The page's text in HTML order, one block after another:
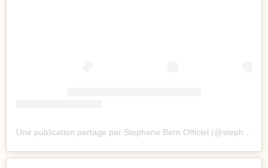
Une publication partage par Stephane Bern Officiel (@stephane.bern.officiel)